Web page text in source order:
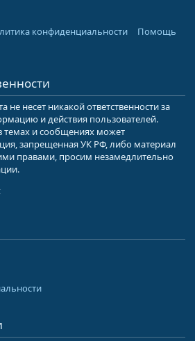
конфиденциальности
Помощь
не несет никакой ответственности за
и действия пользователей.
темах и сообщениях может
запрещенная УК РФ, либо материал
правами, просим незамедлительно